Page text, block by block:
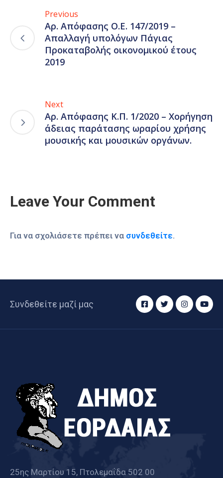
Previous
Αρ. Απόφασης Ο.Ε. 147/2019 –
Απαλλαγή υπολόγων Πάγιας
Προκαταβολής οικονομικού έτους
2019
Next
Αρ. Απόφασης Κ.Π. 1/2020 – Χορήγηση
άδειας παράτασης ωραρίου χρήσης
μουσικής και μουσικών οργάνων.
Leave Your Comment
Για να σχολιάσετε πρέπει να συνδεθείτε.
Συνδεθείτε μαζί μας
25ης Μαρτίου 15, Πτολεμαΐδα 502 00